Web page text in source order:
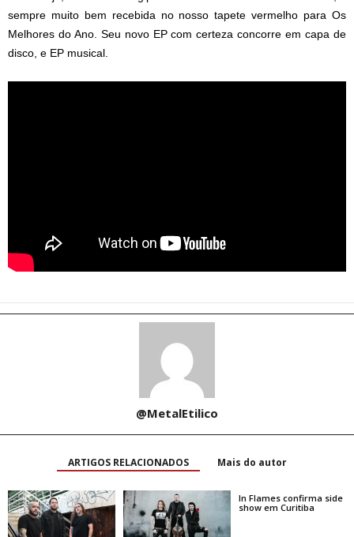
sempre muito bem recebida no nosso tapete vermelho para Os
Melhores do Ano. Seu novo EP com certeza concorre em capa de
disco, e EP musical.
@MetalEtilico
ARTIGOS RELACIONADOS Mais do autor
In Flames confirma side
show em Curitiba